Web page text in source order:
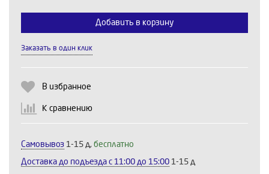
Добавить в корзину
Заказать в один клик
В избранное
К сравнению
Самовывоз 1-15 д, бесплатно
Доставка до подъезда c 11:00 до 15:00 1-15 д